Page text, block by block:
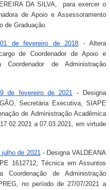
DA SILVA, para exercer o
de Apoio e Assessoramento
de Graduação.
de fevereiro de 2018 - Altera
de Coordenador de Apoio e
Coordenador de Administração
de fevereiro de 2021 - Designa
Secretária Executiva, SIAPE
de Administração Acadêmica
a 07.03.2021, em virtude
julho de 2021- Designa VALDEANA
1612712, Técnica em Assuntos
Coordenação de Administração
no período de 27/07/2021 a